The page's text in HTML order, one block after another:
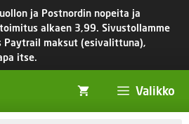
ja Postnordin nopeita ja
alkaen 3,99. Sivustollamme
Paytrail maksut (esivalittuna),
itse.
Valikko